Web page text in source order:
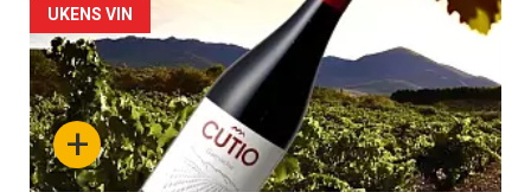
Forsiden
akkurat
nå
-
+
UKENS VIN